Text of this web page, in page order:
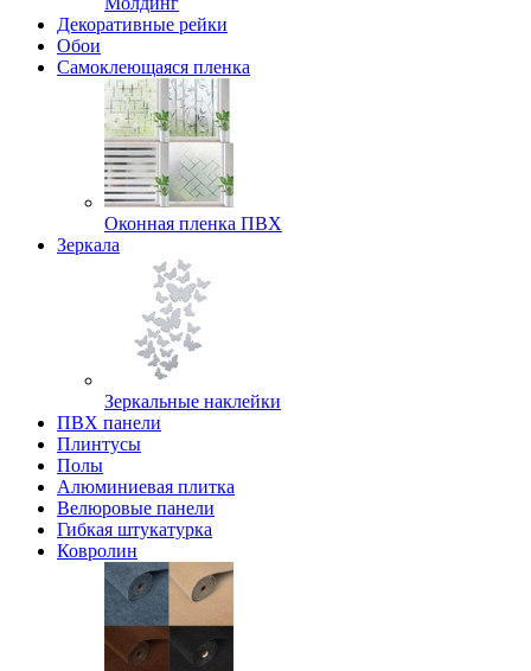
Декоративные рейки
Обои
Самоклеющаяся пленка
Оконная пленка ПВХ
Зеркала
Зеркальные наклейки
ПВХ панели
Плинтусы
Полы
Алюминиевая плитка
Велюровые панели
Гибкая штукатурка
Ковролин